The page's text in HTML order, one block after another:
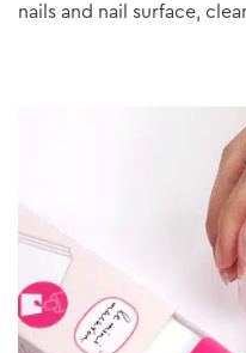
nails and nail surface,